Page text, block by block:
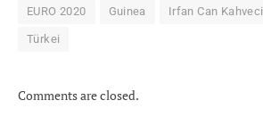
EURO 2020 Guinea Irfan Can Kahveci
Türkei
Comments are closed.